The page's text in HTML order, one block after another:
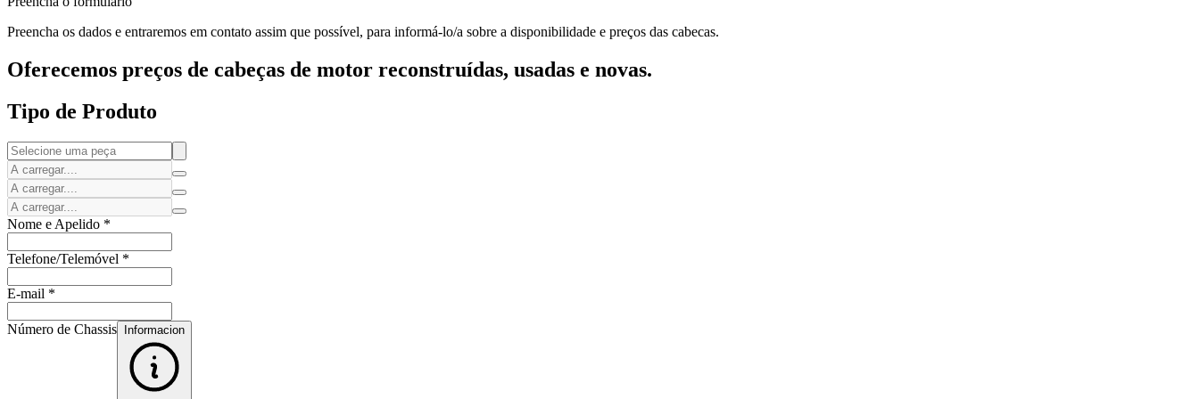
Preencha os dados e entraremos em contato assim que possível, para informá-lo/a sobre a disponibilidade e preços das cabecas.
Oferecemos preços de cabeças de motor reconstruídas, usadas e novas.
Tipo de Produto
Nome e Apelido *
Telefone/Telemóvel *
E-mail *
Número de Chassis Informacion